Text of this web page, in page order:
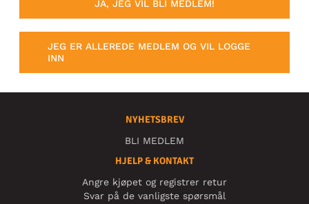
JA, JEG VIL BLI MEDLEM!
JEG ER ALLEREDE MEDLEM OG VIL LOGGE
INN
NYHETSBREV
BLI MEDLEM
HJELP & KONTAKT
Angre kjøpet og registrer retur
Svar på de vanligste spørsmål